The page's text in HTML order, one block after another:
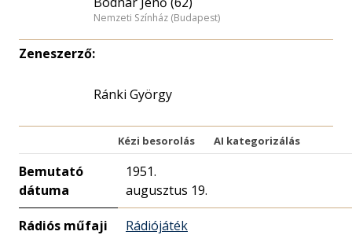
Nemzeti Színház (Budapest)
Zeneszerző:
Ránki György
Kézi besorolás AI kategorizálás
Bemutató
dátuma
1951.
augusztus 19.
Rádiós műfaji
Rádiójáték